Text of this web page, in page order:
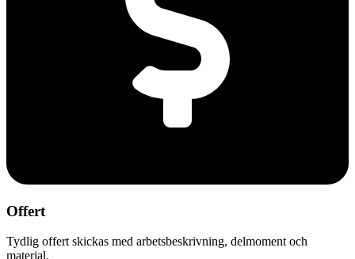
Offert
Tydlig offert skickas med arbetsbeskrivning, delmoment och
material.